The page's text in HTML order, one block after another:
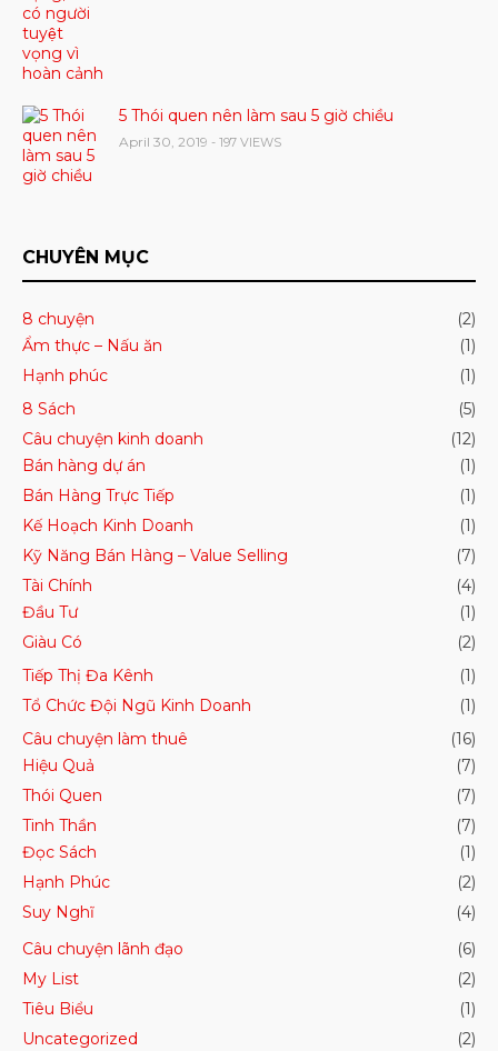
5 Thói quen nên làm sau 5 giờ chiều
April 30, 2019 - 197 VIEWS
CHUYÊN MỤC
8 chuyện
(2)
Ẩm thực – Nấu ăn
(1)
Hạnh phúc
(1)
8 Sách
(5)
Câu chuyện kinh doanh
(12)
Bán hàng dự án
(1)
Bán Hàng Trực Tiếp
(1)
Kế Hoạch Kinh Doanh
(1)
Kỹ Năng Bán Hàng – Value Selling
(7)
Tài Chính
(4)
Đầu Tư
(1)
Giàu Có
(2)
Tiếp Thị Đa Kênh
(1)
Tổ Chức Đội Ngũ Kinh Doanh
(1)
Câu chuyện làm thuê
(16)
Hiệu Quả
(7)
Thói Quen
(7)
Tinh Thần
(7)
Đọc Sách
(1)
Hạnh Phúc
(2)
Suy Nghĩ
(4)
Câu chuyện lãnh đạo
(6)
My List
(2)
Tiêu Biểu
(1)
Uncategorized
(2)